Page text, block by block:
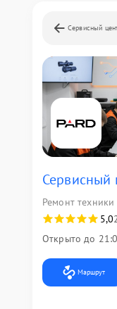
Сервисный
Сервисный
Ремонт техники
5,0
Открыто до
Маршрут